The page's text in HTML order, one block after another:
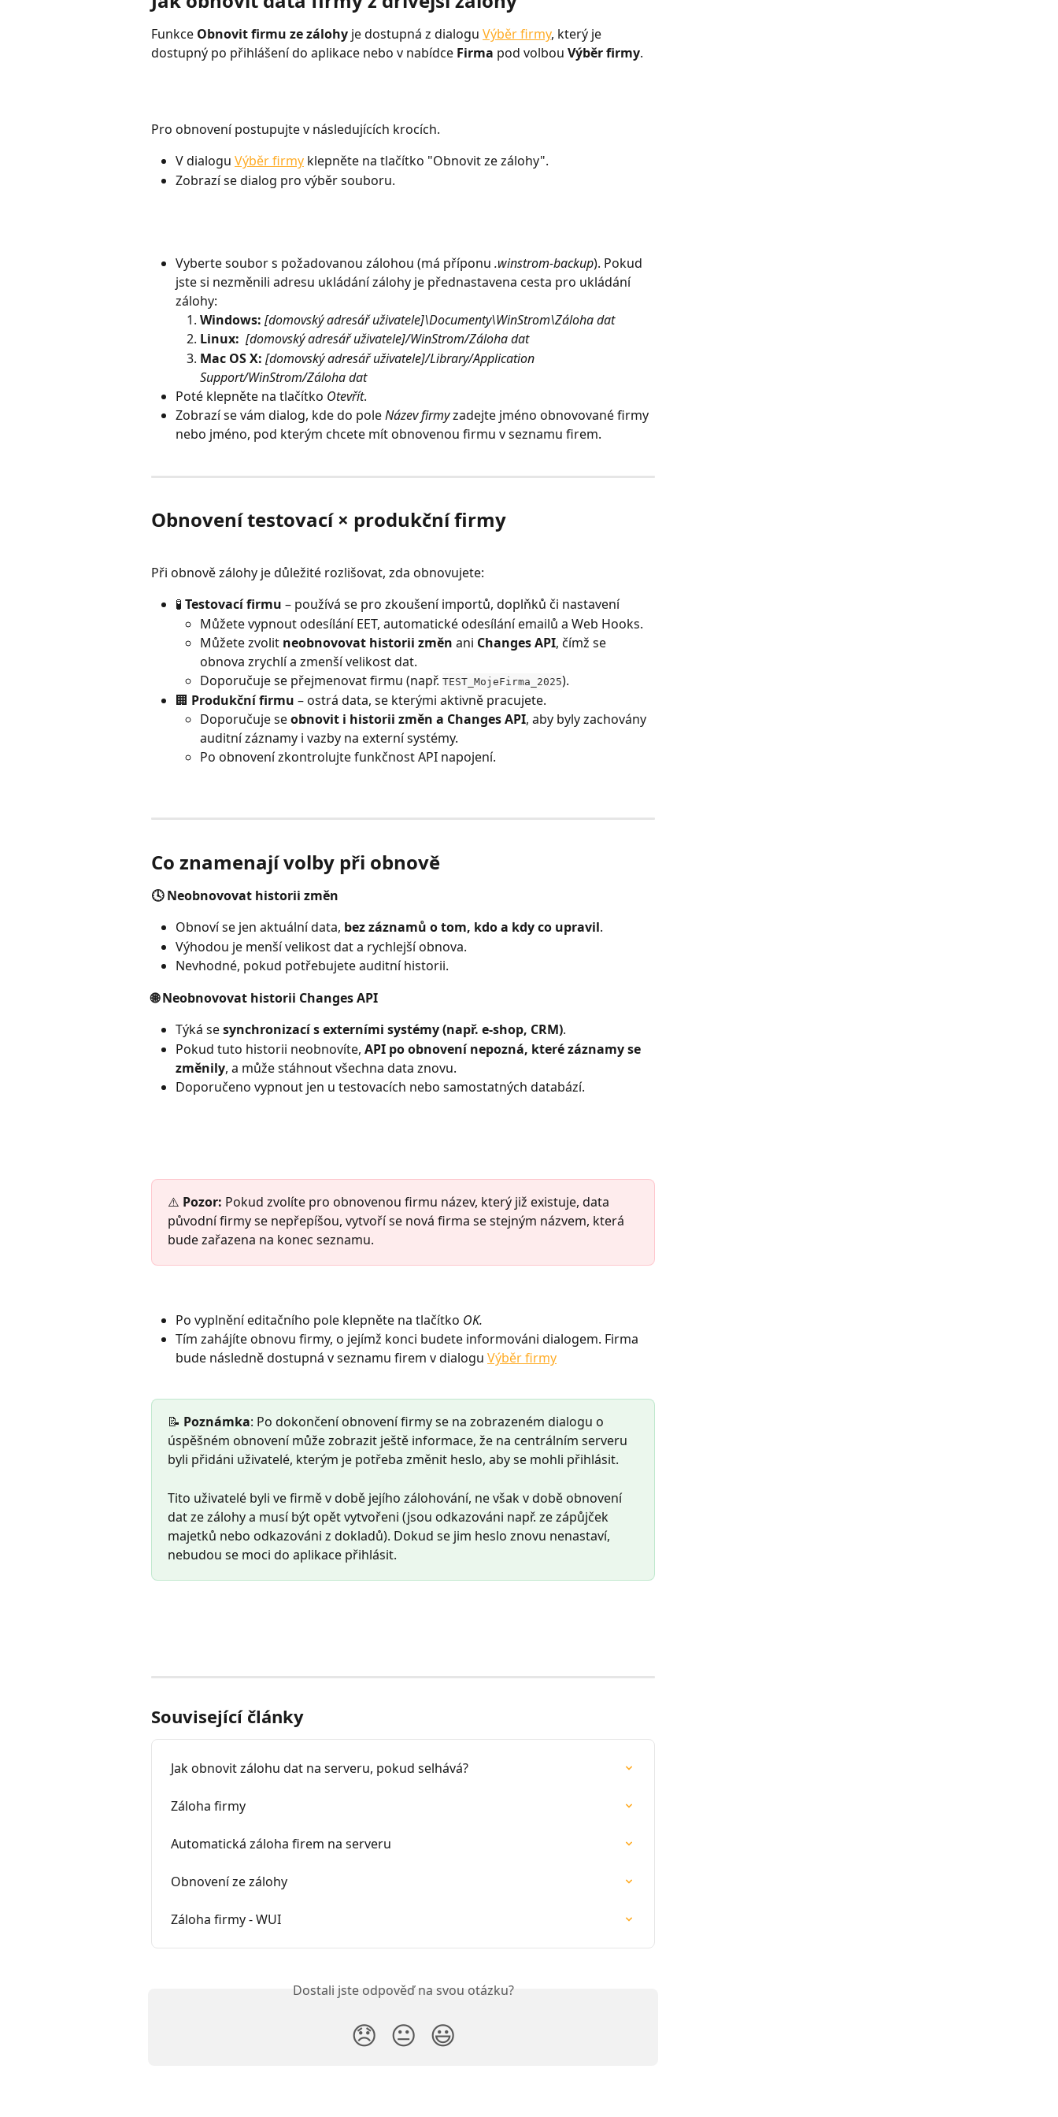
Funkce Obnovit firmu ze zálohy je dostupná z dialogu Výběr firmy, který je
dostupný po přihlášení do aplikace nebo v nabídce Firma pod volbou Výběr firmy.
Pro obnovení postupujte v následujících krocích.
V dialogu Výběr firmy klepněte na tlačítko "Obnovit ze zálohy".
Zobrazí se dialog pro výběr souboru.
Vyberte soubor s požadovanou zálohou (má příponu .winstrom-backup). Pokud
jste si nezměnili adresu ukládání zálohy je přednastavena cesta pro ukládání
zálohy:
Windows: [domovský adresář uživatele]\Documenty\WinStrom\Záloha dat
Linux: [domovský adresář uživatele]/WinStrom/Záloha dat
Mac OS X: [domovský adresář uživatele]/Library/Application
Support/WinStrom/Záloha dat
Poté klepněte na tlačítko Otevřít.
Zobrazí se vám dialog, kde do pole Název firmy zadejte jméno obnovované firmy
nebo jméno, pod kterým chcete mít obnovenou firmu v seznamu firem.
Obnovení testovací × produkční firmy
Při obnově zálohy je důležité rozlišovat, zda obnovujete:
🧪 Testovací firmu – používá se pro zkoušení importů, doplňků či nastavení
Můžete vypnout odesílání EET, automatické odesílání emailů a Web Hooks.
Můžete zvolit neobnovovat historii změn ani Changes API, čímž se
obnova zrychlí a zmenší velikost dat.
Doporučuje se přejmenovat firmu (např. TEST_MojeFirma_2025).
🏢 Produkční firmu – ostrá data, se kterými aktivně pracujete.
Doporučuje se obnovit i historii změn a Changes API, aby byly zachovány
auditní záznamy i vazby na externí systémy.
Po obnovení zkontrolujte funkčnost API napojení.
Co znamenají volby při obnově
🕓 Neobnovovat historii změn
Obnoví se jen aktuální data, bez záznamů o tom, kdo a kdy co upravil.
Výhodou je menší velikost dat a rychlejší obnova.
Nevhodné, pokud potřebujete auditní historii.
🌐 Neobnovovat historii Changes API
Týká se synchronizací s externími systémy (např. e-shop, CRM).
Pokud tuto historii neobnovíte, API po obnovení nepozná, které záznamy se
změnily, a může stáhnout všechna data znovu.
Doporučeno vypnout jen u testovacích nebo samostatných databází.
⚠️ Pozor: Pokud zvolíte pro obnovenou firmu název, který již existuje, data
původní firmy se nepřepíšou, vytvoří se nová firma se stejným názvem, která
bude zařazena na konec seznamu.
Po vyplnění editačního pole klepněte na tlačítko OK.
Tím zahájíte obnovu firmy, o jejímž konci budete informováni dialogem. Firma
bude následně dostupná v seznamu firem v dialogu Výběr firmy
📝 Poznámka: Po dokončení obnovení firmy se na zobrazeném dialogu o
úspěšném obnovení může zobrazit ještě informace, že na centrálním serveru
byli přidáni uživatelé, kterým je potřeba změnit heslo, aby se mohli přihlásit.
Tito uživatelé byli ve firmě v době jejího zálohování, ne však v době obnovení
dat ze zálohy a musí být opět vytvořeni (jsou odkazováni např. ze zápůjček
majetků nebo odkazováni z dokladů). Dokud se jim heslo znovu nenastaví,
nebudou se moci do aplikace přihlásit.
Související články
Jak obnovit zálohu dat na serveru, pokud selhává?
Záloha firmy
Automatická záloha firem na serveru
Obnovení ze zálohy
Záloha firmy - WUI
Dostali jste odpověď na svou otázku?
😞 😐 😃